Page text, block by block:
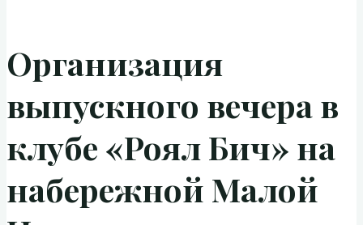
Организация
выпускного вечера в
клубе «Роял Бич» на
набережной Малой